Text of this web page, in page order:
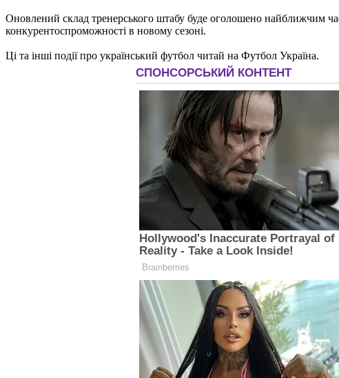
Оновлений склад тренерського штабу буде оголошено найближчим
конкурентоспроможності в новому сезоні.
Ці та інші події про український футбол читай на Футбол Україна.